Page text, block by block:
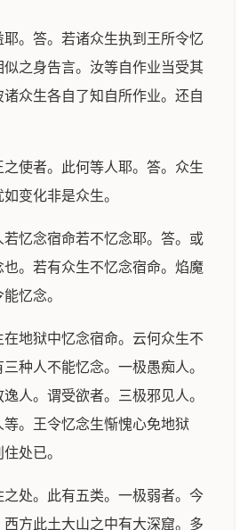
耶。答。若诸众生执到王所令忆
似之身告言。汝等自作业当受其
众生各自了知自所作业。还自
之使者。此何等人耶。答。众生
变化非是众生。
若忆念宿命若不忆念耶。答。或
。若有众生不忆念宿命。焰魔
忆念。
在地狱中忆念宿命。云何众生不
种人不能忆念。一极愚痴人。
人。谓受欲者。三极邪见人。
。王令忆念生惭愧心免地狱
处已。
之处。此有五类。一极弱者。今
方此土大山之中有大深窟。多